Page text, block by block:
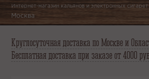
Интернет-магазин кальянов и электронных сигарет
Москва
Круглосуточная доставка по Москве и
Бесплатная доставка при заказе от 4000